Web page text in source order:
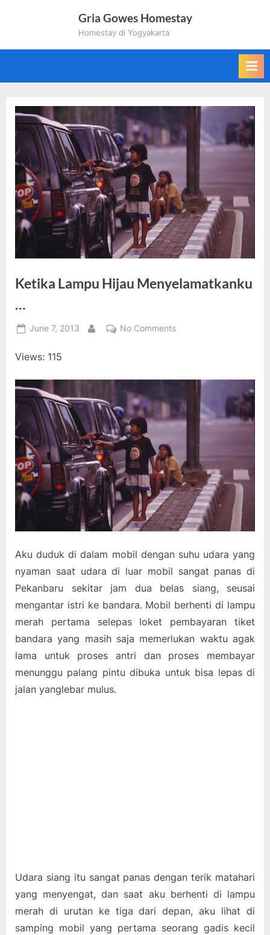
Gria Gowes Homestay
Homestay di Yogyakarta
Ketika Lampu Hijau Menyelamatkanku
…
Posted
June 7, 2013
By
No Commentson
Menyelamatkanku
…
Views: 115
Aku duduk di dalam mobil dengan suhu udara yang
nyaman saat udara di luar mobil sangat panas di
Pekanbaru sekitar jam dua belas siang, seusai
mengantar istri ke bandara. Mobil berhenti di lampu
merah pertama selepas loket pembayaran tiket
bandara yang masih saja memerlukan waktu agak
lama untuk proses antri dan proses membayar
menunggu palang pintu dibuka untuk bisa lepas di
jalan yanglebar mulus.
Udara siang itu sangat panas dengan terik matahari
yang menyengat, dan saat aku berhenti di lampu
merah di urutan ke tiga dari depan, aku lihat di
samping mobil yang pertama seorang gadis kecil